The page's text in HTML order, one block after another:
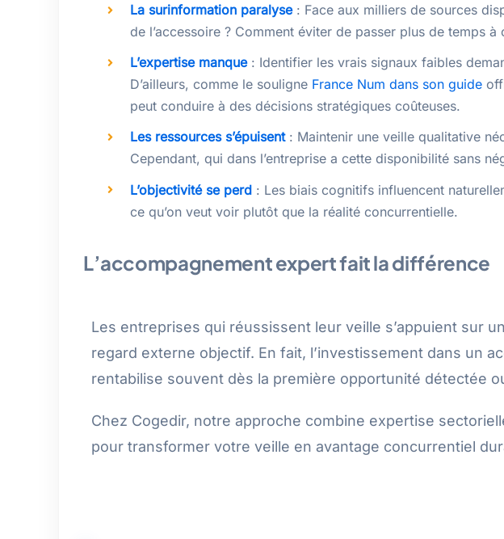
La surinformation paralyse: Face aux milliers de sources
de l’accessoire ? Comment éviter de passer plus de temps à
L’expertise manque: Identifier les vrais signaux faibles
D’ailleurs, comme le souligne France Num dans son guide
peut conduire à des décisions stratégiques coûteuses.
Les ressources s’épuisent : Maintenir une veille qualitative
Cependant, qui dans l’entreprise a cette disponibilité sans
L’objectivité se perd : Les biais cognitifs influencent
ce qu’on veut voir plutôt que la réalité concurrentielle.
L’accompagnement expert fait la différence
Les entreprises qui réussissent leur veille s’appuient sur
regard externe objectif. En fait, l’investissement dans un
rentabilise souvent dès la première opportunité détectée
Chez Cogedir, notre approche combine expertise
pour transformer votre veille en avantage concurrentiel